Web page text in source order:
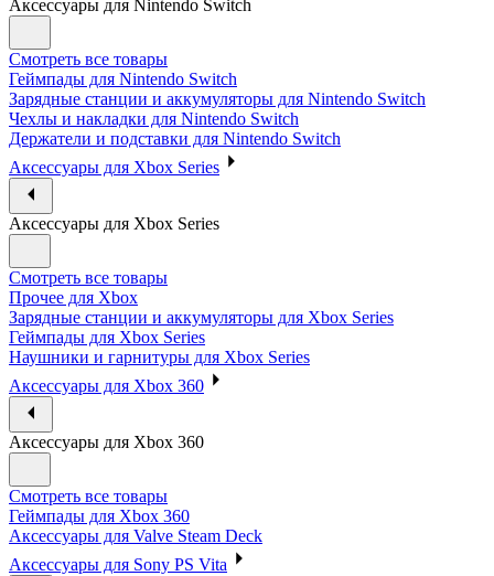
Аксессуары для Nintendo Switch
Смотреть все товары
Геймпады для Nintendo Switch
Зарядные станции и аккумуляторы для Nintendo Switch
Чехлы и накладки для Nintendo Switch
Держатели и подставки для Nintendo Switch
Аксессуары для Xbox Series
Аксессуары для Xbox Series
Смотреть все товары
Прочее для Xbox
Зарядные станции и аккумуляторы для Xbox Series
Геймпады для Xbox Series
Наушники и гарнитуры для Xbox Series
Аксессуары для Xbox 360
Аксессуары для Xbox 360
Смотреть все товары
Геймпады для Xbox 360
Аксессуары для Valve Steam Deck
Аксессуары для Sony PS Vita